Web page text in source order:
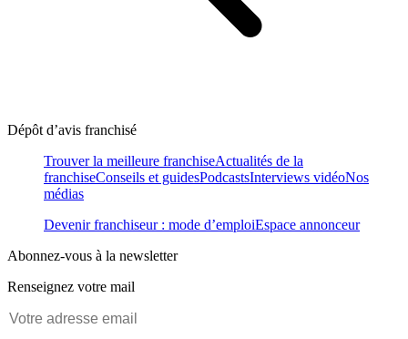
Dépôt d’avis franchisé
Trouver la meilleure franchiseActualités de la
franchiseConseils et guidesPodcastsInterviews vidéoNos
médias
Devenir franchiseur : mode d’emploiEspace annonceur
Abonnez-vous à la newsletter
Renseignez votre mail